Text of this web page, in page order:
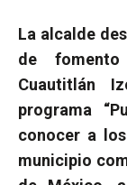
La alcalde
de
Cuautitlán
programa
conocer a
municipio